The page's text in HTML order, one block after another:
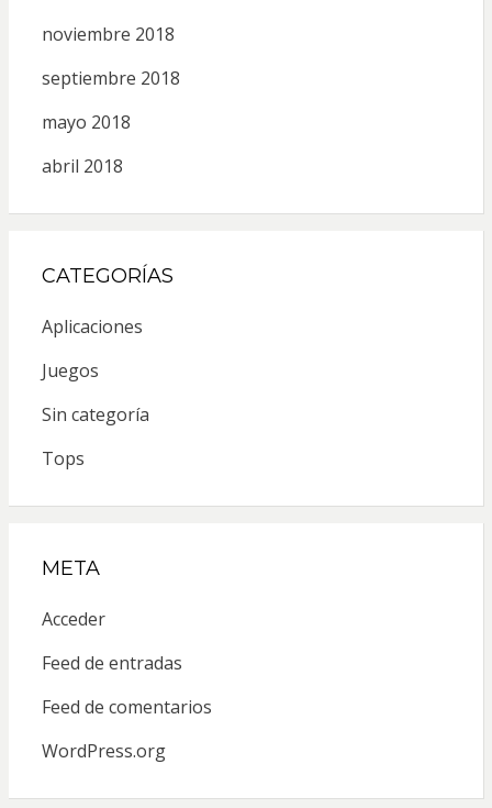
noviembre 2018
septiembre 2018
mayo 2018
abril 2018
CATEGORÍAS
Aplicaciones
Juegos
Sin categoría
Tops
META
Acceder
Feed de entradas
Feed de comentarios
WordPress.org